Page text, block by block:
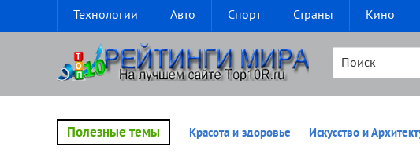
Технологии Авто Спорт Страны Кино
Полезные темы Красота и здоровье Искусство и